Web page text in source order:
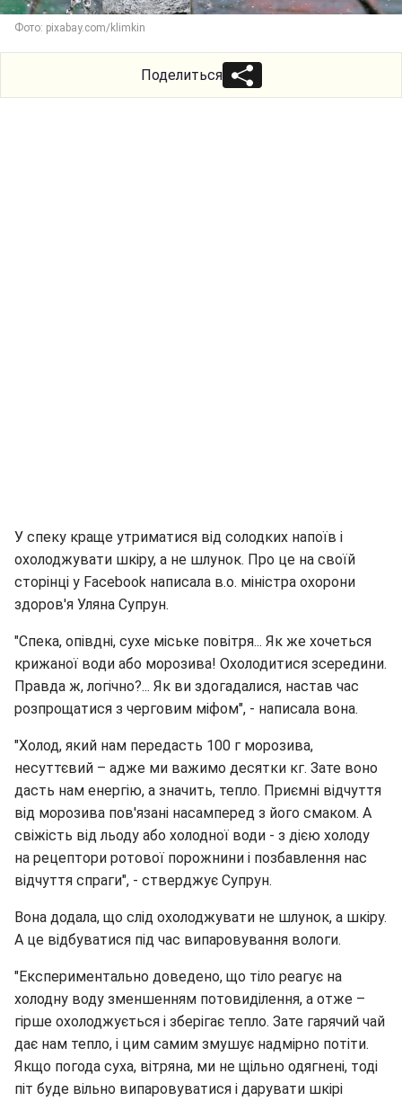
Фото: pixabay.com/klimkin
Поделиться
У спеку краще утриматися від солодких напоїв і
охолоджувати шкіру, а не шлунок. Про це на своїй
сторінці у Facebook написала в.о. міністра охорони
здоров'я Уляна Супрун.
"Спека, опівдні, сухе міське повітря... Як же хочеться
крижаної води або морозива! Охолодитися зсередини.
Правда ж, логічно?... Як ви здогадалися, настав час
розпрощатися з черговим міфом", - написала вона.
"Холод, який нам передасть 100 г морозива,
несуттєвий – адже ми важимо десятки кг. Зате воно
дасть нам енергію, а значить, тепло. Приємні відчуття
від морозива пов'язані насамперед з його смаком. А
свіжість від льоду або холодної води - з дією холоду
на рецептори ротової порожнини і позбавлення нас
відчуття спраги", - стверджує Супрун.
Вона додала, що слід охолоджувати не шлунок, а шкіру.
А це відбуватися під час випаровування вологи.
"Експериментально доведено, що тіло реагує на
холодну воду зменшенням потовиділення, а отже –
гірше охолоджується і зберігає тепло. Зате гарячий чай
дає нам тепло, і цим самим змушує надмірно потіти.
Якщо погода суха, вітряна, ми не щільно одягнені, тоді
піт буде вільно випаровуватися і дарувати шкірі